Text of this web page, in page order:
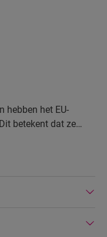
hebben het EU-
betekent dat ze
80% duurzaam
Quick-Step-